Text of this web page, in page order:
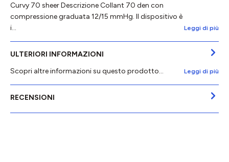
Curvy 70 sheer Descrizione Collant 70 den con
compressione graduata 12/15 mmHg. Il dispositivo è
i…
Leggi di più
ULTERIORI INFORMAZIONI
Scopri altre informazioni su questo prodotto...
Leggi di più
RECENSIONI